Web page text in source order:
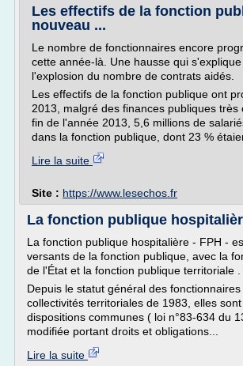
Les effectifs de la fonction
nouveau ...
Le nombre de fonctionnaires encore
cette année-là. Une hausse qui
l'explosion du nombre de contrats aidés.
Les effectifs de la fonction publique ont
2013, malgré des finances publiques très
fin de l'année 2013, 5,6 millions de
dans la fonction publique, dont 23 %
Lire la suite
Site : https://www.lesechos.fr
La fonction publique
La fonction publique hospitalière - FPH -
versants de la fonction publique, avec la
de l'État et la fonction publique territoriale .
Depuis le statut général des
collectivités territoriales de 1983, elles
dispositions communes ( loi n°83-634 du
modifiée portant droits et obligations...
Lire la suite